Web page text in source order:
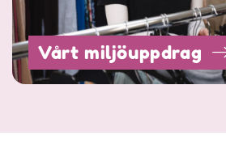
Vårt miljöuppdrag